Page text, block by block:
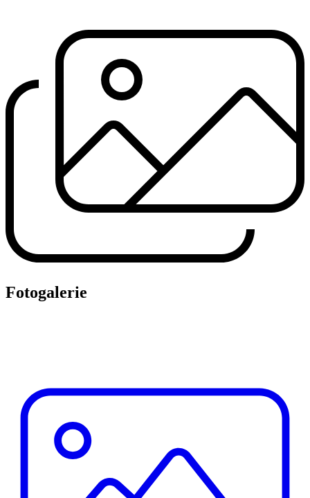
Fotogalerie